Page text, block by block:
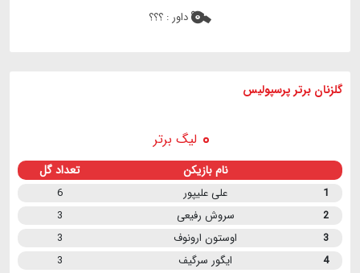
داور : ؟؟؟
گلزنان برتر پرسپولیس
لیگ برتر
نام بازیکن تعداد گل
1 علی علیپور
6
2
سروش رفیعی
3
3
اوستون ارونوف
3
4
ایگور سرگیف
3